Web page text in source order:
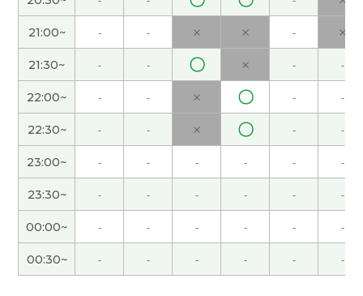
謝謝老師‼( 20代 男性 )
多亏老师的教导，我终于及格了中检2级。在老师的
指导下我加强了听力和笔试部分，我非常感谢老师
的教导。
( 男性 )
謝謝老師‼( 20代 男性 )
謝謝老師‼ ( 20代 男性 )
謝謝老師！
謝謝老師！( 20代 男性 )
21:00~ - - × × - ×
21:30~ - - 〇 × - -
22:00~ - - × 〇 - -
22:30~ - - × 〇 - -
23:00~ - - - - - -
23:30~ - - - - - -
00:00~ - - - - - -
00:30~ - - - - - -